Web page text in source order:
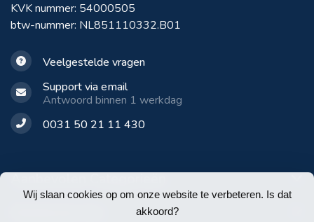
Wij slaan cookies op om onze website te verbeteren. Is dat
akkoord?
KVK nummer: 54000505
btw-nummer: NL851110332.B01
Veelgestelde vragen
Support via email
Antwoord binnen 1 werkdag
0031 50 21 11 430